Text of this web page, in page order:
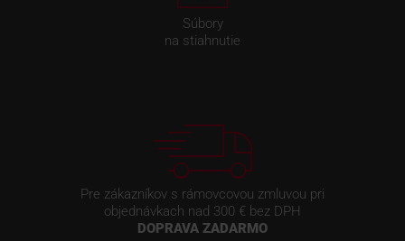
Súbory
na stiahnutie
Pre zákazníkov s rámovcovou zmluvou pri
objednávkach nad 300 € bez DPH
DOPRAVA ZADARMO